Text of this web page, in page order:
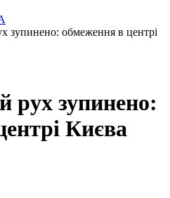
зупинено: обмеження в центрі
рух зупинено:
Києва